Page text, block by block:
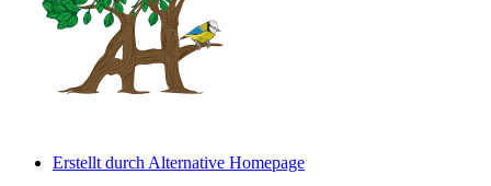
Erstellt durch Alternative Homepage